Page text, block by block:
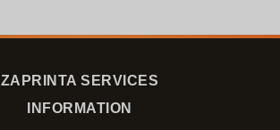
ZAPRINTA SERVICES
INFORMATION